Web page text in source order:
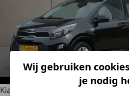
Wij gebruiken
je nodig
Kia Picanto
1.0 CVVT